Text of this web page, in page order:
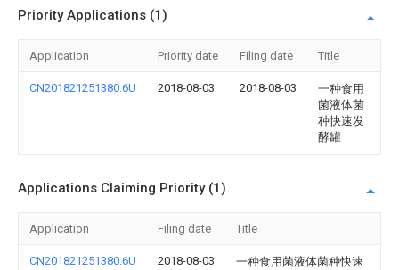
Priority Applications (1)
Application Priority date Filing date Title
CN201821251380.6U 2018-08-03 2018-08-03
一种食用
菌液体菌
种快速发
酵罐
Applications Claiming Priority (1)
Application Filing date Title
CN201821251380.6U 2018-08-03
一种食用菌液体菌种快速